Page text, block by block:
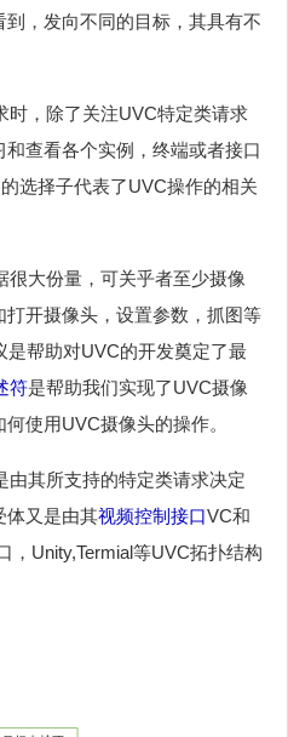
，发向不同的目标，其具有不
时，除了关注UVC特定类请求
查看各个实例，终端或者接口
选择子代表了UVC操作的相关
很大份量，可关乎者至少摄像
开摄像头，设置参数，抓图等
帮助对UVC的开发奠定了最
符是帮助我们实现了UVC摄像
使用UVC摄像头的操作。
由其所支持的特定类请求决定
体又是由其视频控制接口VC和
，Unity,Termial等UVC拓扑结构